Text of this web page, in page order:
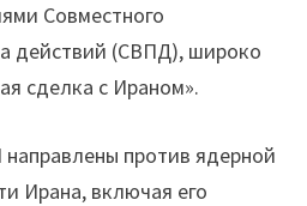
Совместного
действий (СВПД), широко
сделка с Ираном».
против ядерной
Ирана, включая его